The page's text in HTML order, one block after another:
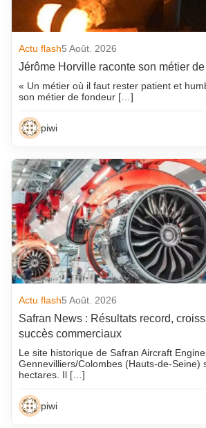
Actu flash5 Août. 2026
Jérôme Horville raconte son métier de
« Un métier où il faut rester patient et
son métier de fondeur […]
piwi
Actu flash5 Août. 2026
Safran News : Résultats record,
succès commerciaux
Le site historique de Safran Aircraft
Gennevilliers/Colombes (Hauts-de-Seine)
hectares. Il […]
piwi